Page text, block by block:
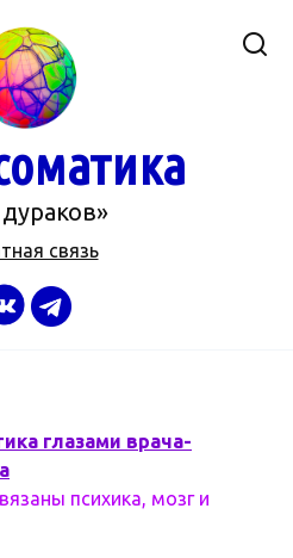
связь
глазами врача-
психика, мозг и